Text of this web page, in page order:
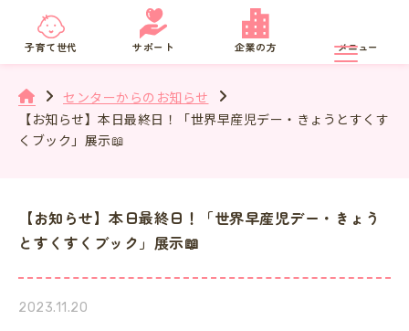
京都府
子育て世代 サポート 企業の方 メニュー
センターからのお知らせ
【お知らせ】本日最終日！「世界早産児デー・きょうとすくす
くブック」展示📖
【お知らせ】本日最終日！「世界早産児デー・きょう
とすくすくブック」展示📖
2023.11.20